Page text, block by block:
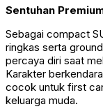
Sentuhan
Sebagai compact
ringkas serta
percaya diri saat
Karakter
cocok untuk first
keluarga muda.